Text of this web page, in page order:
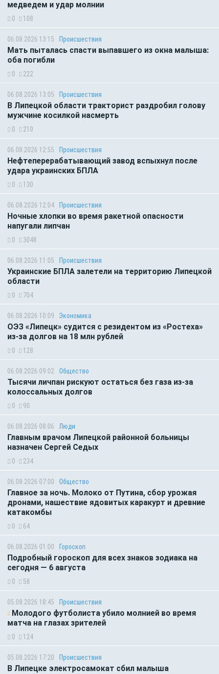
медведем и удар молнии
0 108
06.08.2026 13:15 Происшествия
Мать пыталась спасти выпавшего из окна малыша:
оба погибли
0 222
06.08.2026 13:05 Происшествия
В Липецкой области тракторист раздробил голову
мужчине косилкой насмерть
0 210
06.08.2026 12:55 Происшествия
Нефтеперерабатывающий завод вспыхнул после
удара украинских БПЛА
0 130
06.08.2026 12:04 Происшествия
Ночные хлопки во время ракетной опасности
напугали липчан
0 3048
06.08.2026 11:05 Происшествия
Украинские БПЛА залетели на территорию Липецкой
области
0 704
06.08.2026 10:09 Экономика
ОЭЗ «Липецк» судится с резидентом из «Ростеха»
из-за долгов на 18 млн рублей
0 128
06.08.2026 09:02 Общество
Тысячи личпан рискуют остаться без газа из-за
колоссальных долгов
0 90
06.08.2026 08:06 Люди
Главным врачом Липецкой районной больницы
назначен Сергей Седых
0 234
06.08.2026 07:00 Общество
Главное за ночь. Молоко от Путина, сбор урожая
дронами, нашествие ядовитых каракурт и древние
катакомбы
0 64
06.08.2026 01:00 Гороскоп
Подробный гороскоп для всех знаков зодиака на
сегодня — 6 августа
0 58
05.08.2026 18:45 Происшествия
Молодого футболиста убило молнией во время
матча на глазах зрителей
0 124
05.08.2026 17:20 Происшествия
В Липецке электросамокат сбил малыша